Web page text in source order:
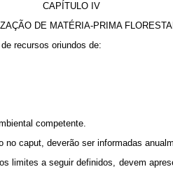
CAPÍTULO IV
DE MATÉRIA-PRIMA
recursos oriundos de:
competente.
deverão ser informadas
a seguir definidos, devem